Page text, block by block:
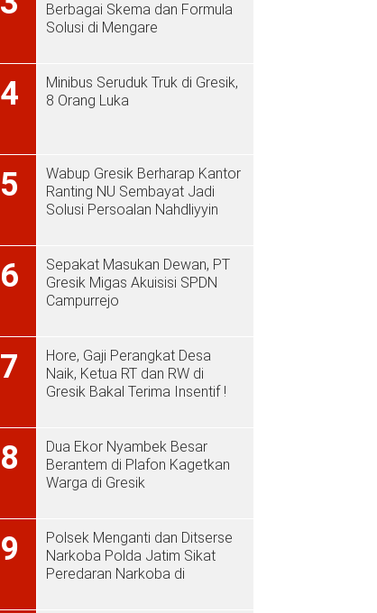
Berbagai Skema dan Formula
Solusi di Mengare
4
Minibus Seruduk Truk di Gresik,
8 Orang Luka
5
Wabup Gresik Berharap Kantor
Ranting NU Sembayat Jadi
Solusi Persoalan Nahdliyyin
6
Sepakat Masukan Dewan, PT
Gresik Migas Akuisisi SPDN
Campurrejo
7
Hore, Gaji Perangkat Desa
Naik, Ketua RT dan RW di
Gresik Bakal Terima Insentif !
8
Dua Ekor Nyambek Besar
Berantem di Plafon Kagetkan
Warga di Gresik
9
Polsek Menganti dan Ditserse
Narkoba Polda Jatim Sikat
Peredaran Narkoba di